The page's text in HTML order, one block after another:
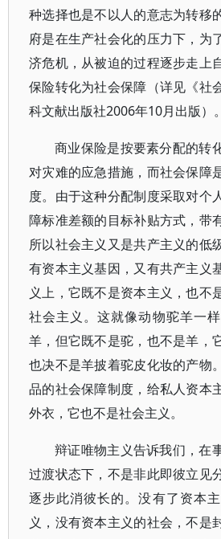
种选择也是不以人的意志为转移
府是在生产社会化的压力下，为
济危机，从被迫的过程逐步走上
保险转化为社会保障（详见《社
科文献出版社2006年10月出版）。
商业保险是按要素分配的转
对灾难的应急措施，而社会保障
度。由于这种分配制度采取对个
障标准差额的目标补贴方式，带
所以社会主义又是共产主义的低
有资本主义基因，又有共产主义
义上，它既不是资本主义，也不
社会主义。这就像动物驼羊一
羊，但它既不是驼，也不是羊，
也决不是羊披着驼皮化妆的产物
品的社会保障制度，给私人资本
外衣，它也不是社会主义。
辩证唯物主义告诉我们，在
过渡状态下，不是非此即彼立见
逐步此消彼长的。没有了资本
义，没有资本主义的社会，不是